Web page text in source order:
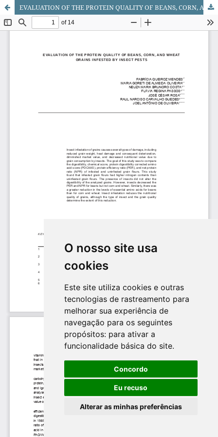
O nosso site usa
cookies
Este site utiliza cookies e outras
tecnologias de rastreamento para
melhorar sua experiência de
navegação para os seguintes
propósitos: para ativar a
funcionalidade básica do site.
Concordo
Eu recuso
Alterar as minhas preferências
EVALUATION OF THE PROTEIN QUALITY OF BEANS, CORN, AND WHEAT GRAINS INFESTED BY INSECT PESTS